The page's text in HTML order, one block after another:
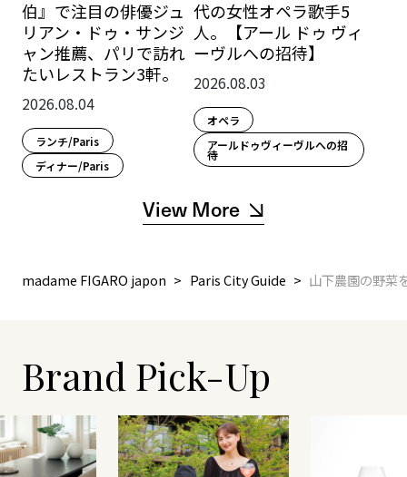
伯』で注目の俳優ジュ
リアン・ドゥ・サンジ
ャン推薦、パリで訪れ
たいレストラン3軒。
2026.08.04
ランチ/Paris
ディナー/Paris
代の女性オペラ歌手5
人。【アール ドゥ ヴィ
ーヴルへの招待】
2026.08.03
オペラ
アールドゥヴィーヴルへの招
待
View More
madame FIGARO japon Paris City Guide 山下農園の野菜
Brand Pick-Up